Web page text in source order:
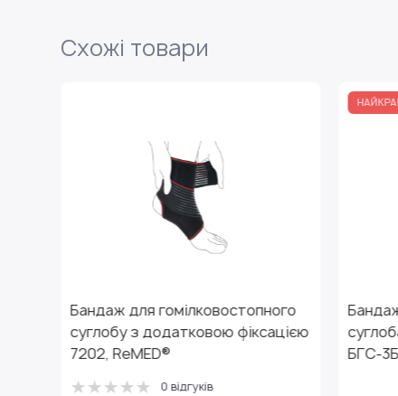
Схожі товари
гомілковостопного
фіксацією
Бандаж для
суглоба з жорсткою